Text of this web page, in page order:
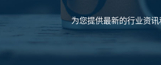
为您提供最新的行业资